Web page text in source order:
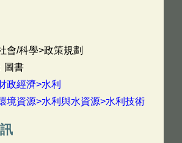
會/科學>政策規劃
圖書
政經濟>水利
境資源>水利與水資源>水利技術